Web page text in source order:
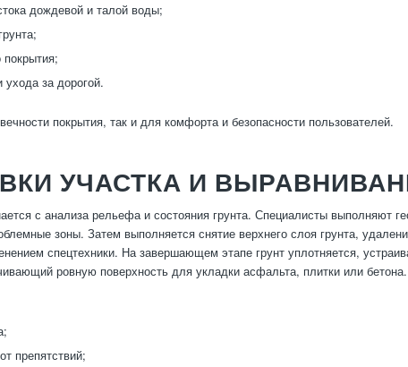
дождевой и талой воды;
за дорогой.
покрытия, так и для комфорта и безопасности пользователей.
УЧАСТКА И
с анализа рельефа и состояния грунта. Специалисты выполняют
зоны. Затем выполняется снятие верхнего слоя грунта,
спецтехники. На завершающем этапе грунт уплотняется,
ровную поверхность для укладки асфальта, плитки или бетона.
препятствий;